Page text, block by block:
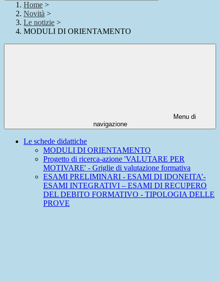
Home >
Novità >
Le notizie >
MODULI DI ORIENTAMENTO
Menu di
navigazione
Le schede didattiche
MODULI DI ORIENTAMENTO
Progetto di ricerca-azione 'VALUTARE PER
MOTIVARE' - Griglie di valutazione formativa
ESAMI PRELIMINARI - ESAMI DI IDONEITA’-
ESAMI INTEGRATIVI – ESAMI DI RECUPERO
DEL DEBITO FORMATIVO - TIPOLOGIA DELLE
PROVE